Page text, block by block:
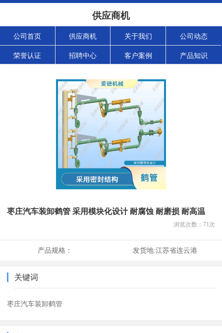
供应商机
公司首页 供应商机 关于我们 公司动态
荣誉认证 招聘中心 客户案例 产品知识
枣庄汽车装卸鹤管 采用模块化设计 耐腐蚀 耐磨损 耐高温
浏览次数： 71次
产品规格： 发货地:江苏省连云港
关键词
枣庄汽车装卸鹤管